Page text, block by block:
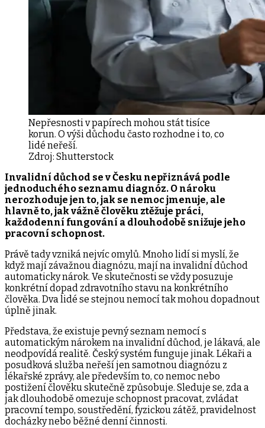
Nepřesnosti v papírech mohou stát tisíce
korun. O výši důchodu často rozhodne i to, co
lidé neřeší.
Zdroj: Shutterstock
Invalidní důchod se v Česku nepřiznává podle
jednoduchého seznamu diagnóz. O nároku
nerozhoduje jen to, jak se nemoc jmenuje, ale
hlavně to, jak vážně člověku ztěžuje práci,
každodenní fungování a dlouhodobě snižuje jeho
pracovní schopnost.
Právě tady vzniká nejvíc omylů. Mnoho lidí si myslí, že
když mají závažnou diagnózu, mají na invalidní důchod
automaticky nárok. Ve skutečnosti se vždy posuzuje
konkrétní dopad zdravotního stavu na konkrétního
člověka. Dva lidé se stejnou nemocí tak mohou dopadnout
úplně jinak.
Představa, že existuje pevný seznam nemocí s
automatickým nárokem na invalidní důchod, je lákavá, ale
neodpovídá realitě. Český systém funguje jinak. Lékaři a
posudková služba neřeší jen samotnou diagnózu z
lékařské zprávy, ale především to, co nemoc nebo
postižení člověku skutečně způsobuje. Sleduje se, zda a
jak dlouhodobě omezuje schopnost pracovat, zvládat
pracovní tempo, soustředění, fyzickou zátěž, pravidelnost
docházky nebo běžné denní činnosti.